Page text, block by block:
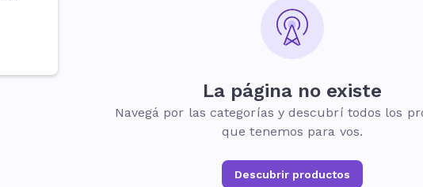
La página no existe
Navegá por las categorías y descubrí todos los
que tenemos para vos.
Descubrir productos